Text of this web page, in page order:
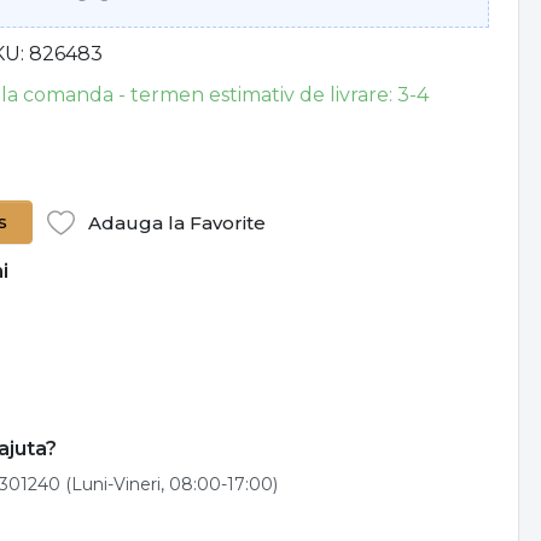
826483
comanda - termen estimativ de livrare: 3-4
Adauga la Favorite
(Luni-Vineri, 08:00-17:00)